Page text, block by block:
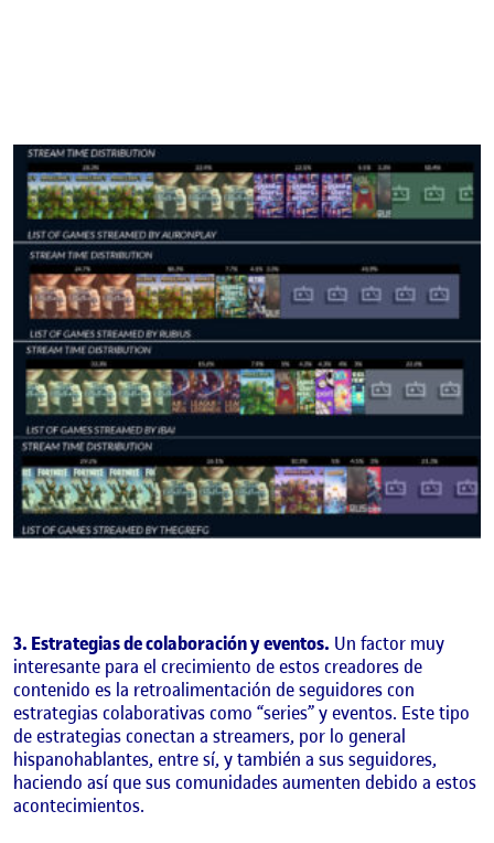
3. Estrategias de colaboración y eventos. Un factor muy
interesante para el crecimiento de estos creadores de
contenido es la retroalimentación de seguidores con
estrategias colaborativas como “series” y eventos. Este tipo
de estrategias conectan a streamers, por lo general
hispanohablantes, entre sí, y también a sus seguidores,
haciendo así que sus comunidades aumenten debido a estos
acontecimientos.